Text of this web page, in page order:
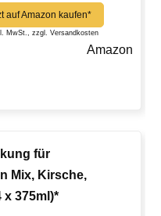
auf Amazon kaufen*
MwSt., zzgl. Versandkosten
Amazon
für
Mix, Kirsche,
x 375ml)*